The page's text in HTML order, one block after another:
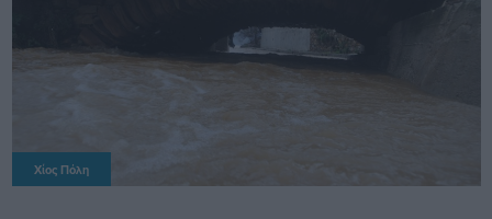
Χίος Πόλη